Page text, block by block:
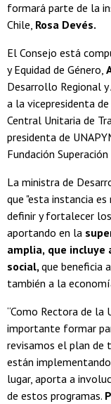
formará parte de la
Chile, Rosa Devés.
El Consejo está
y Equidad de Género,
Desarrollo Regional
a la vicepresidenta
Central Unitaria de
presidenta de
Fundación
La ministra de
que "esta instancia
definir y fortalecer
aportando en la
amplia, que incluye
social,que beneficia
también a la
“Como Rectora de la
importante formar
revisamos el plan de
están
lugar, aporta a
de estos programas.